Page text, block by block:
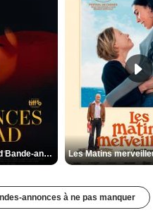
Les Silences de Riyad Bande-annonce VO STFR
annonces à ne pas manquer